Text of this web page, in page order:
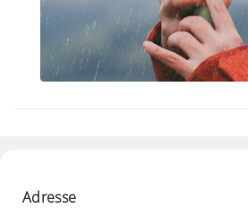
Adresse